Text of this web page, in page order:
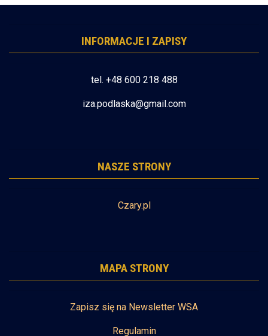
INFORMACJE I ZAPISY
tel. +48 600 218 488
iza.podlaska@gmail.com
NASZE STRONY
Czary.pl
MAPA STRONY
Zapisz się na Newsletter WSA
Regulamin